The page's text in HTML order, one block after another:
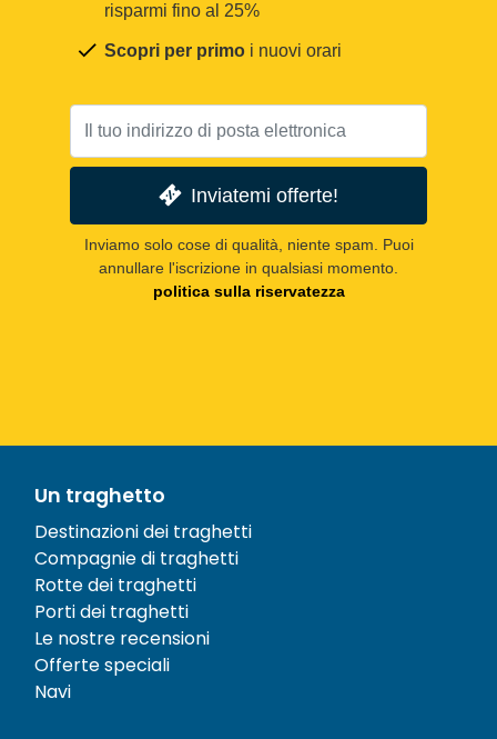
risparmi fino al 25%
Scopri per primo i nuovi orari
Inviatemi offerte!
Inviamo solo cose di qualità, niente spam. Puoi
annullare l'iscrizione in qualsiasi momento.
politica sulla riservatezza
Un traghetto
Destinazioni dei traghetti
Compagnie di traghetti
Rotte dei traghetti
Porti dei traghetti
Le nostre recensioni
Offerte speciali
Navi